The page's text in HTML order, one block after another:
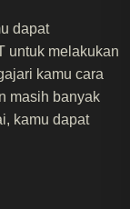
dapat
untuk melakukan
kamu cara
masih banyak
kamu dapat